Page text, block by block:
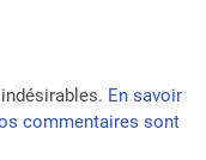
En savoir
commentaires sont